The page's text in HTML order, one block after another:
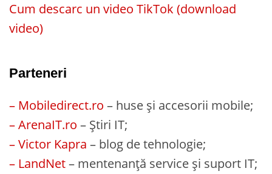
Cum descarc un video TikTok (download
video)
Parteneri
– Mobiledirect.ro – huse și accesorii mobile;
– ArenaIT.ro – Știri IT;
– Victor Kapra – blog de tehnologie;
– LandNet– mentenanță service și suport IT;